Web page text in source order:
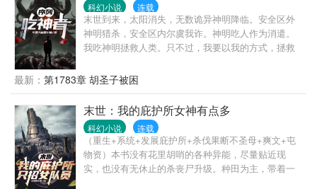
科幻小说 连载
末世到来，太阳消失，无数诡异神明降临。安全区外
神明猎杀，安全区内尔虞我诈。神明吃人作为消遣。
我吃神明拯救人类。只不过，我要以我的方式，拯救
最新： 第1783章 胡圣子被困
末世：我的庇护所女神有点多
科幻小说 连载
（重生+系统+发展庇护所+杀伐果断不圣母+爽文+屯
物资）本书没有花里胡哨的各种异能，尽量贴近现
实，也没有无休止的杀丧尸升级。种田为主，带着一